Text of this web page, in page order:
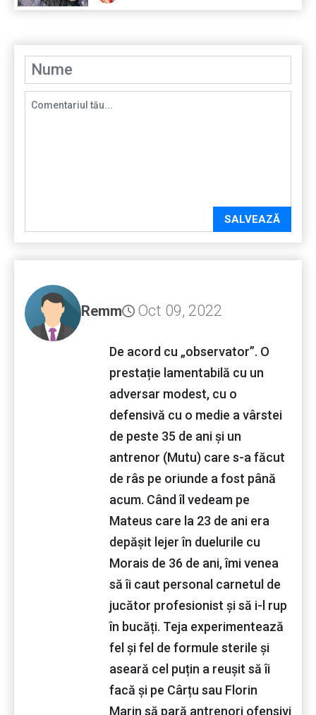
SALVEAZĂ
Remm Oct 09, 2022
De acord cu „observator”. O
prestație lamentabilă cu un
adversar modest, cu o
defensivă cu o medie a vârstei
de peste 35 de ani și un
antrenor (Mutu) care s-a făcut
de râs pe oriunde a fost până
acum. Când îl vedeam pe
Mateus care la 23 de ani era
depășit lejer în duelurile cu
Morais de 36 de ani, îmi venea
să îi caut personal carnetul de
jucător profesionist și să i-l rup
în bucăți. Teja experimentează
fel și fel de formule sterile și
aseară cel puțin a reușit să îi
facă și pe Cârțu sau Florin
Marin să pară antrenori ofensivi